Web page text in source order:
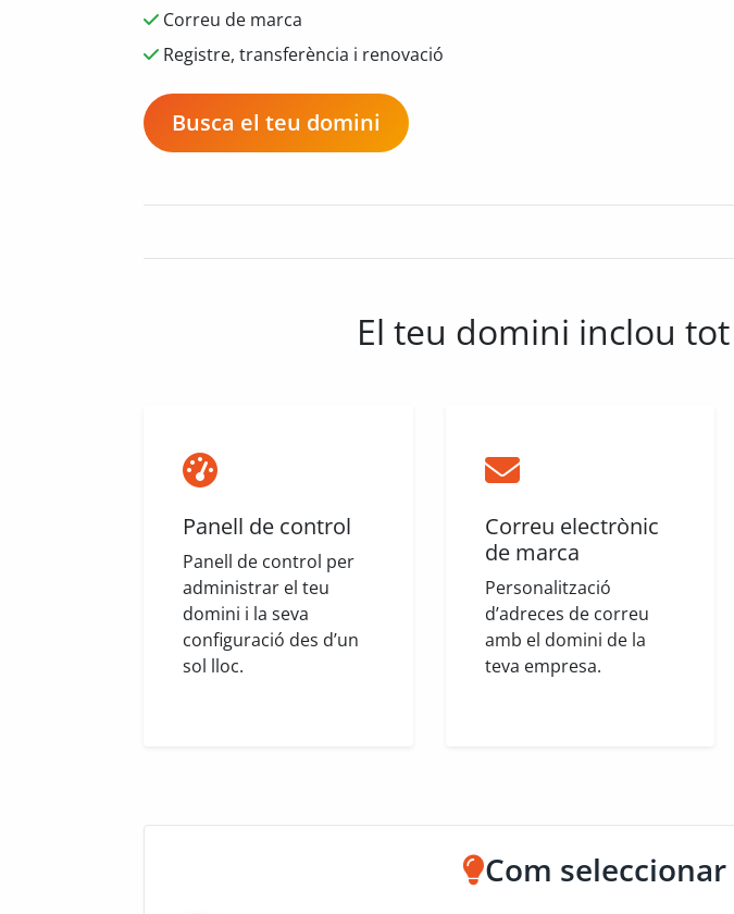
Correu de marca
Registre, transferència i renovació
Busca el teu domini
El teu domini inclou
Panell de control
Panell de control per
administrar el teu
domini i la seva
configuració des d’un
sol lloc.
Correu electrònic
de marca
Personalització
d’adreces de correu
amb el domini de la
teva empresa.
Com